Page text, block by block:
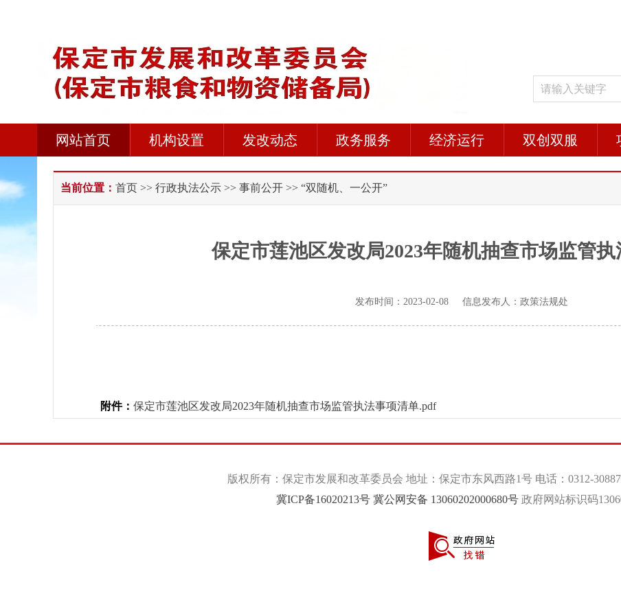
网站首页 机构设置 发改动态 政务服务 经济运行 双创双服
当前位置： 首页 >> 行政执法公示 >> 事前公开 >> “双随机、一公开”
保定市莲池区发改局2023年随机抽查市场监管
发布时间：2023-02-08 信息发布人：政策法规处
附件： 保定市莲池区发改局2023年随机抽查市场监管执法事项清单.pdf
版权所有：保定市发展和改革委员会 地址：保定市东风西路1号 电话：0312-
冀ICP备16020213号 冀公网安备 13060202000680号政府网站标识码